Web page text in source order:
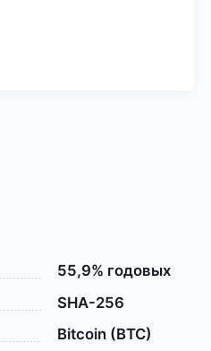
55,9% годовых
SHA-256
Bitcoin (BTC)